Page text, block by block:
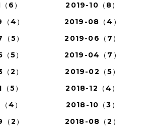
6）
2019-10（8）
4）
2019-08（4）
5）
2019-06（7）
5）
2019-04（7）
2）
2019-02（5）
5）
2018-12（4）
4）
2018-10（3）
2）
2018-08（2）